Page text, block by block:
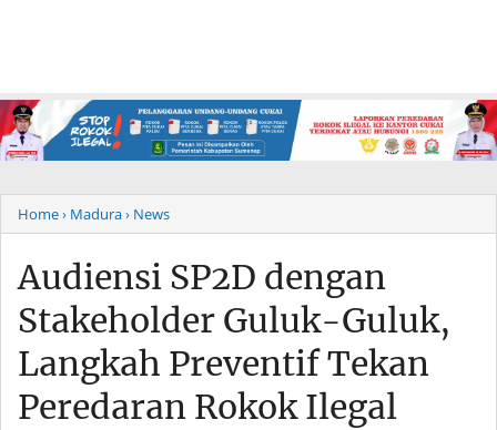
Home› Madura› News
Audiensi SP2D dengan
Stakeholder Guluk-Guluk,
Langkah Preventif Tekan
Peredaran Rokok Ilegal